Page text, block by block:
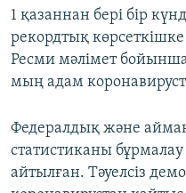
1 қазаннан бері бір
рекордтық
Ресми мәлімет
мың адам
Федералдық және аймақ
статистиканы
айтылған. Тәуелсіз